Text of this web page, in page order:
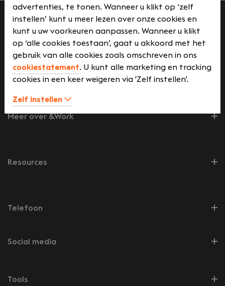
Werkgevers
Meer over &Work
Resources
Telefoon
Social media
Tools
advertenties, te tonen. Wanneer u klikt op ‘zelf
instellen’ kunt u meer lezen over onze cookies en
kunt u uw voorkeuren aanpassen. Wanneer u klikt
op ‘alle cookies toestaan’, gaat u akkoord met het
gebruik van alle cookies zoals omschreven in ons
cookiestatement. U kunt alle marketing en tracking
cookies in een keer weigeren via 'Zelf instellen'.
Zelf instellen